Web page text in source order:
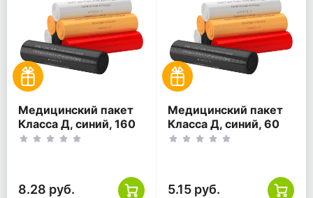
Медицинский пакет
Класса Д, синий, 160
литров, 900*1000
8.28 руб.
Медицинский пакет
Класса Д, синий, 60
литров, 700*800
5.15 руб.